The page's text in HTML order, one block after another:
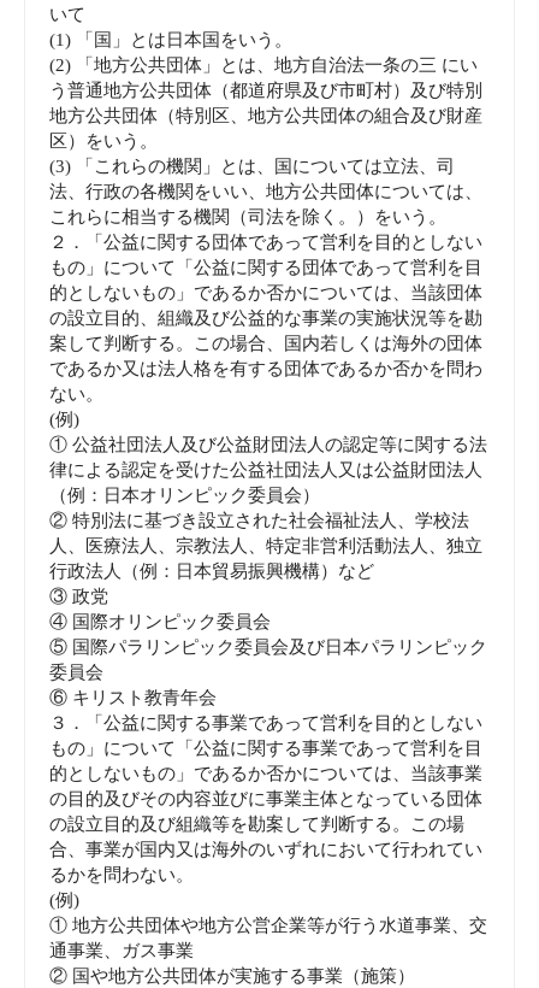
いて
(1) 「国」とは日本国をいう。
(2) 「地方公共団体」とは、地方自治法一条の三 にい
う普通地方公共団体（都道府県及び市町村）及び特別
地方公共団体（特別区、地方公共団体の組合及び財産
区）をいう。
(3) 「これらの機関」とは、国については立法、司
法、行政の各機関をいい、地方公共団体については、
これらに相当する機関（司法を除く。）をいう。
２．「公益に関する団体であって営利を目的としない
もの」について「公益に関する団体であって営利を目
的としないもの」であるか否かについては、当該団体
の設立目的、組織及び公益的な事業の実施状況等を勘
案して判断する。この場合、国内若しくは海外の団体
であるか又は法人格を有する団体であるか否かを問わ
ない。
(例)
① 公益社団法人及び公益財団法人の認定等に関する法
律による認定を受けた公益社団法人又は公益財団法人
（例：日本オリンピック委員会）
② 特別法に基づき設立された社会福祉法人、学校法
人、医療法人、宗教法人、特定非営利活動法人、独立
行政法人（例：日本貿易振興機構）など
③ 政党
④ 国際オリンピック委員会
⑤ 国際パラリンピック委員会及び日本パラリンピック
委員会
⑥ キリスト教青年会
３．「公益に関する事業であって営利を目的としない
もの」について「公益に関する事業であって営利を目
的としないもの」であるか否かについては、当該事業
の目的及びその内容並びに事業主体となっている団体
の設立目的及び組織等を勘案して判断する。この場
合、事業が国内又は海外のいずれにおいて行われてい
るかを問わない。
(例)
① 地方公共団体や地方公営企業等が行う水道事業、交
通事業、ガス事業
② 国や地方公共団体が実施する事業（施策）